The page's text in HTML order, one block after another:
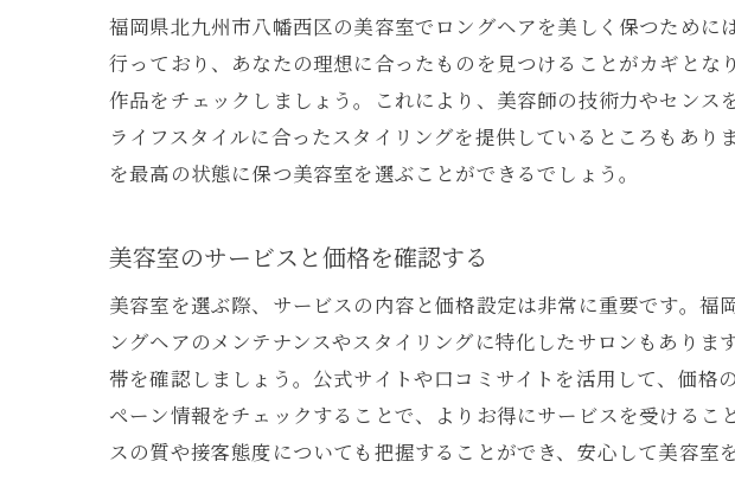
美容室の
美容室の
美容室の
美容室で
美容室の
美容室の
美容室の
美容室の
美容室の
福岡県北九州市八幡西区の美容室でロングヘアを美しく保つため
行っており、あなたの理想に合ったものを見つけることがカギと
作品をチェックしましょう。これにより、美容師の技術力やセン
ライフスタイルに合ったスタイリングを提供しているところもあ
を最高の状態に保つ美容室を選ぶことができるでしょう。
美容室のサービスと価格を確認する
美容室を選ぶ際、サービスの内容と価格設定は非常に重要です。
ングヘアのメンテナンスやスタイリングに特化したサロンもあり
帯を確認しましょう。公式サイトや口コミサイトを活用して、価
ペーン情報をチェックすることで、よりお得にサービスを受ける
スの質や接客態度についても把握することができ、安心して美容室